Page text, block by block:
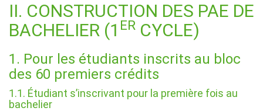
II. CONSTRUCTION DES PAE DE
BACHELIER (1 ER CYCLE)
1. Pour les étudiants inscrits au bloc
des 60 premiers crédits
1.1. Étudiant s’inscrivant pour la première fois au
bachelier